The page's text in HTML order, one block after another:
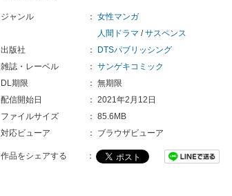
ジャンル ： 女性マンガ
人間ドラマ /サスペンス
出版社
：
DTSパブリッシング
雑誌・レーベル
： サンゲキコミック
DL期限
： 無期限
配信開始日
： 2021年2月12日
ファイルサイズ
： 85.6MB
対応ビューア
： ブラウザビューア
作品をシェアする ：